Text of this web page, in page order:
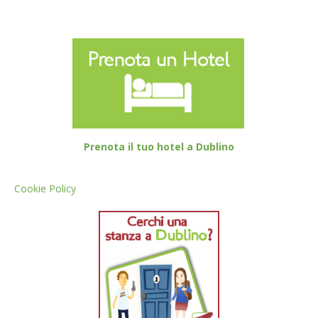
Prenota il tuo hotel a Dublino
Cookie Policy